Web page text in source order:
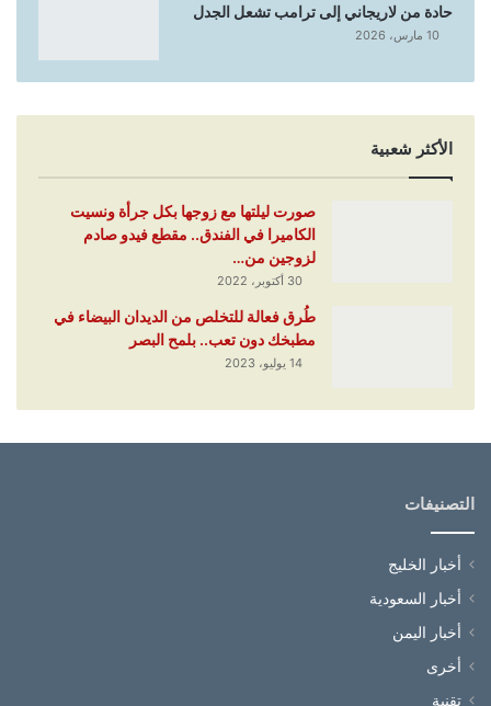
حادة من لاريجاني إلى ترامب تشعل الجدل
10 مارس، 2026
الأكثر شعبية
صورت ليلتها مع زوجها بكل جرأة ونسيت
الكاميرا في الفندق.. مقطع فيدو صادم
لزوجين من…
30 أكتوبر، 2022
طُرق فعالة للتخلص من الديدان البيضاء في
مطبخك دون تعب.. بلمح البصر
14 يوليو، 2023
التصنيفات
أخبار الخليج
أخبار السعودية
أخبار اليمن
أخرى
تقنية